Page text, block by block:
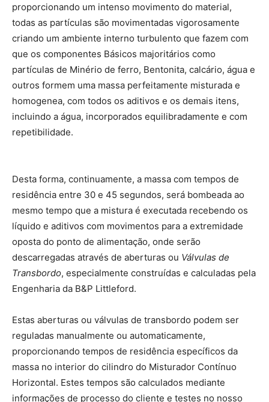
proporcionando um intenso movimento do material,
todas as partículas são movimentadas vigorosamente
criando um ambiente interno turbulento que fazem com
que os componentes Básicos majoritários como
partículas de Minério de ferro, Bentonita, calcário, água e
outros formem uma massa perfeitamente misturada e
homogenea, com todos os aditivos e os demais itens,
incluindo a água, incorporados equilibradamente e com
repetibilidade.
Desta forma, continuamente, a massa com tempos de
residência entre 30 e 45 segundos, será bombeada ao
mesmo tempo que a mistura é executada recebendo os
líquido e aditivos com movimentos para a extremidade
oposta do ponto de alimentação, onde serão
descarregadas através de aberturas ou Válvulas de
Transbordo, especialmente construídas e calculadas pela
Engenharia da B&P Littleford.
Estas aberturas ou válvulas de transbordo podem ser
reguladas manualmente ou automaticamente,
proporcionando tempos de residência específicos da
massa no interior do cilindro do Misturador Contínuo
Horizontal. Estes tempos são calculados mediante
informações de processo do cliente e testes no nosso